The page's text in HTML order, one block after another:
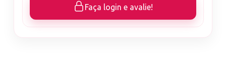
Faça login e avalie!